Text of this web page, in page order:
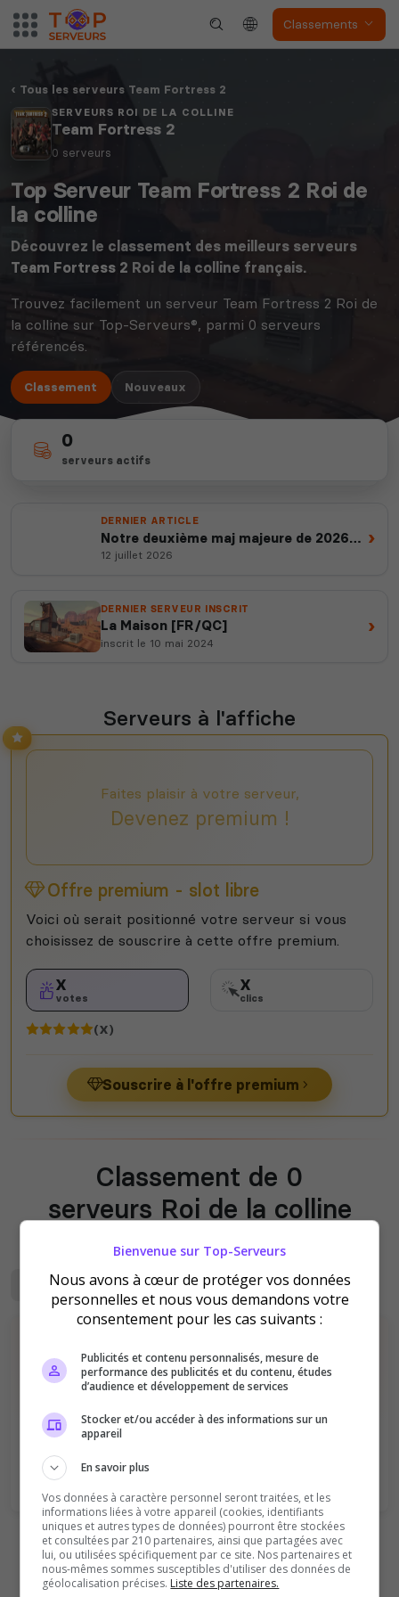
Classements
Tous les serveurs Team Fortress 2
SERVEURS ROI DE LA COLLINE
Team Fortress 2
0 serveurs
Top Serveur Team Fortress 2 Roi de
la colline
Découvrez le classement des meilleurs serveurs
Team Fortress 2 Roi de la colline français.
Trouvez facilement un serveur Team Fortress 2 Roi de
la colline sur Top-Serveurs®, parmi 0 serveurs
référencés.
Classement Nouveaux
0
serveurs actifs
depuis 2012
14 ans d'expertise
100%
DERNIER ARTICLE
Notre deuxième maj majeure de 2026
est en ligne
12 juillet 2026
›
DERNIER SERVEUR INSCRIT
La Maison [FR/QC]
inscrit le 10 mai 2024
›
Serveurs à l'affiche
Faites plaisir à votre serveur,
Devenez premium !
Offre premium - slot libre
Voici où serait positionné votre serveur si vous
choisissez de souscrire à cette offre premium.
X
votes
X
clics
(X)
Souscrire à l'offre premium
Classement de 0
serveurs Roi de la colline
Classement mis à jour le09/08/2026
Mensuel Votes Roi de la colline
Il n'y a pas encore de serveurs Roi de la
colline disponibles pour le moment.
Vous avez un serveur Team Fortress 2 ? Soyez le
premier àajouter
Ajouter votre serveur sur le Top !
Bienvenue sur Top-Serveurs
Nous avons à cœur de protéger vos données
personnelles et nous vous demandons votre
consentement pour les cas suivants :
Publicités et contenu personnalisés, mesure de
performance des publicités et du contenu, études
d’audience et développement de services
Stocker et/ou accéder à des informations sur un
appareil
En savoir plus
Vos données à caractère personnel seront traitées, et les
informations liées à votre appareil (cookies, identifiants
uniques et autres types de données) pourront être stockées
et consultées par 210 partenaires, ainsi que partagées avec
lui, ou utilisées spécifiquement par ce site. Nos partenaires et
nous-mêmes sommes susceptibles d'utiliser des données de
géolocalisation précises. Liste des partenaires.